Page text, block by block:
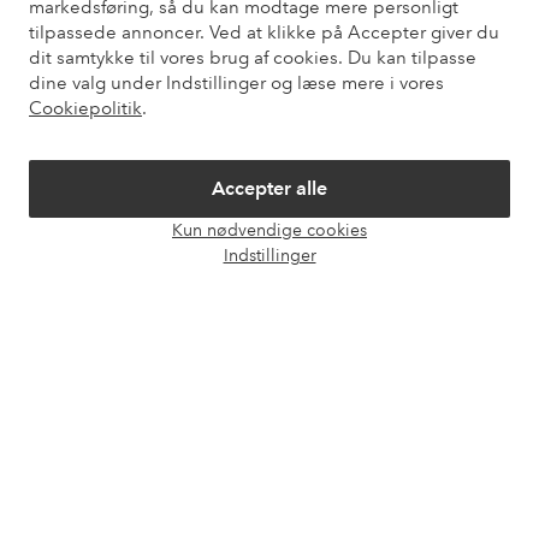
markedsføring, så du kan modtage mere personligt
tilpassede annoncer. Ved at klikke på Accepter giver du
dit samtykke til vores brug af cookies. Du kan tilpasse
dine valg under Indstillinger og læse mere i vores
Cookiepolitik.
Accepter alle
Kun nødvendige cookies
Indstillinger
Vores tjenester